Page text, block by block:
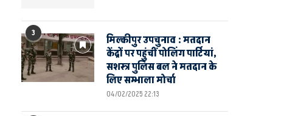
3
मिल्कीपुर उपचुनाव : मतदान
केंद्रों पर पहुंचीं पोलिंग पार्टियां,
सशस्त्र पुलिस बल ने मतदान के
लिए सम्भाला मोर्चा
04/02/2025 22:13